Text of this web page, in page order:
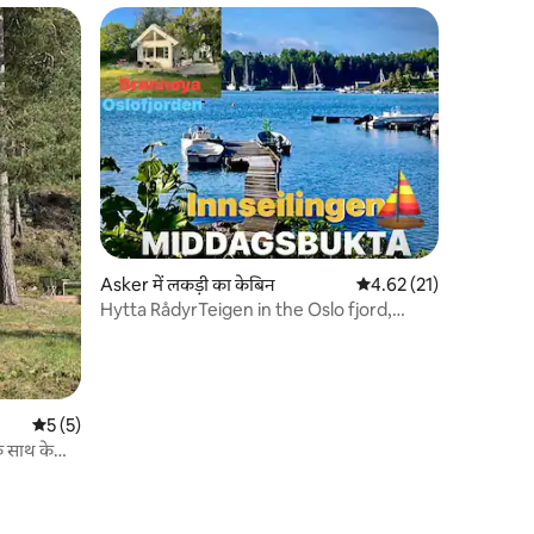
औसत रेटिंग 5 में से 5, 5 समीक्षाएँ
5 (5)
केबिन
Asker में लकड़ी का केबिन औसत रेटिंग 5 में से 4.62,
4.62 (21)
Hytta RådyrTeigen in the Oslo fjord,